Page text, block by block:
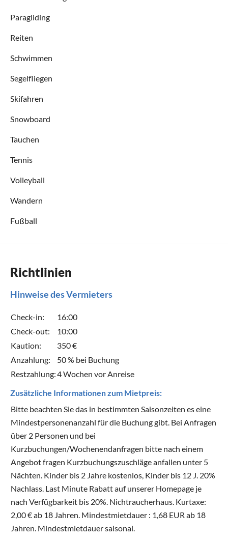
Paragliding
Reiten
Schwimmen
Segelfliegen
Skifahren
Snowboard
Tauchen
Tennis
Volleyball
Wandern
Fußball
Richtlinien
Hinweise des Vermieters
Check-in:
16:00
Check-out:
10:00
Kaution:
350 €
Anzahlung:
50 % bei Buchung
Restzahlung:4 Wochen vor Anreise
Zusätzliche Informationen zum Mietpreis:
Bitte beachten Sie das in bestimmten Saisonzeiten es eine
Mindestpersonenanzahl für die Buchung gibt. Bei Anfragen
über 2 Personen und bei
Kurzbuchungen/Wochenendanfragen bitte nach einem
Angebot fragen Kurzbuchungszuschläge anfallen unter 5
Nächten. Kinder bis 2 Jahre kostenlos, Kinder bis 12 J. 20%
Nachlass. Last Minute Rabatt auf unserer Homepage je
nach Verfügbarkeit bis 20%. Nichtraucherhaus. Kurtaxe:
2,00 € ab 18 Jahren. Mindestmietdauer : 1,68 EUR ab 18
Jahren. Mindestmietdauer saisonal.